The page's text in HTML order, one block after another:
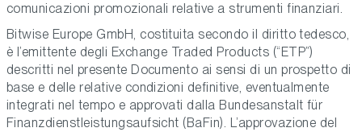
comunicazioni promozionali relative a strumenti finanziari.
Bitwise Europe GmbH, costituita secondo il diritto tedesco,
è l’emittente degli Exchange Traded Products (“ETP”)
descritti nel presente Documento ai sensi di un prospetto di
base e delle relative condizioni definitive, eventualmente
integrati nel tempo e approvati dalla Bundesanstalt für
Finanzdienstleistungsaufsicht (BaFin). L’approvazione del